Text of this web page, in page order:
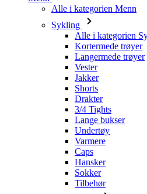
Alle i kategorien Menn
Sykling
Alle i kategorien
Kortermede trøyer
Langermede trøyer
Vester
Jakker
Shorts
Drakter
3/4 Tights
Lange bukser
Undertøy
Varmere
Caps
Hansker
Sokker
Tilbehør